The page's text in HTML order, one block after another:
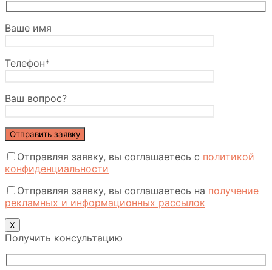
Ваше имя
Телефон*
Ваш вопрос?
Отправляя заявку, вы соглашаетесь с политикой
конфиденциальности
Отправляя заявку, вы соглашаетесь на получение
рекламных и информационных рассылок
Х
Получить консультацию